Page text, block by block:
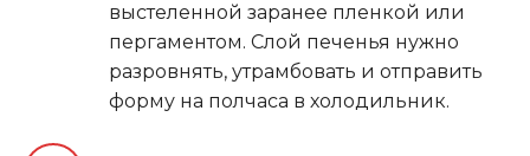
выстеленной заранее пленкой или
пергаментом. Слой печенья нужно
разровнять, утрамбовать и отправить
форму на полчаса в холодильник.